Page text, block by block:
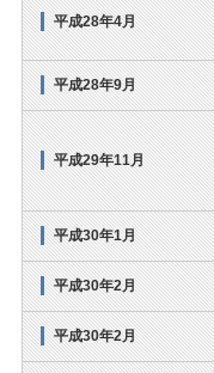
平成28年4月
平成28年9月
平成29年11月
平成30年1月
平成30年2月
平成30年2月